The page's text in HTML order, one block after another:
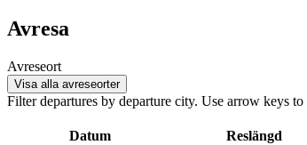
Avresa
Avreseort
Visa alla avreseorter
Filter departures by departure city. Use arrow keys to
Datum
Reslängd